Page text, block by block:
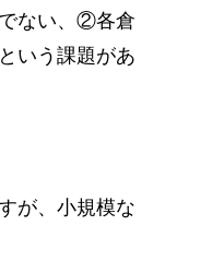
ない、②各倉
いう課題があ
が、小規模な